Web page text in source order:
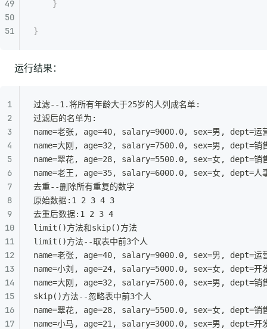
	}
}
运行结果：
过滤--1.将所有年龄大于25岁的人列成名单:
过滤后的名单为:
name=老张, age=40, salary=9000.0, sex=男, dept=运
name=大刚, age=32, salary=7500.0, sex=男, dept=销
name=翠花, age=28, salary=5500.0, sex=女, dept=销
name=老王, age=35, salary=6000.0, sex=女, dept=人
去重--删除所有重复的数字
原始数据:1 2 3 4 3
去重后数据:1 2 3 4
limit()方法和skip()方法
limit()方法--取表中前3个人
name=老张, age=40, salary=9000.0, sex=男, dept=运
name=小刘, age=24, salary=5000.0, sex=女, dept=开
name=大刚, age=32, salary=7500.0, sex=男, dept=销
skip()方法--忽略表中前3个人
name=翠花, age=28, salary=5500.0, sex=女, dept=销
name=小马, age=21, salary=3000.0, sex=男, dept=开